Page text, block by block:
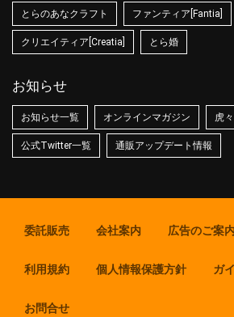
とらのあなクラフト ファンティア[Fantia]
クリエイティア[Creatia] とら婚
お知らせ
お知らせ一覧 オンラインマガジン 虎
公式Twitter一覧 通販アップデート情報
委託販売 会社案内 広告のご案内
利用規約 個人情報保護方針 ガ
お問合せ